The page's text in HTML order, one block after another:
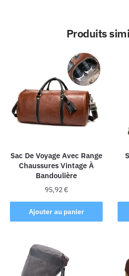
Produits
Sac De Voyage Avec Range
Chaussures Vintage À
Bandoulière
95,92€
Ajouter au panier